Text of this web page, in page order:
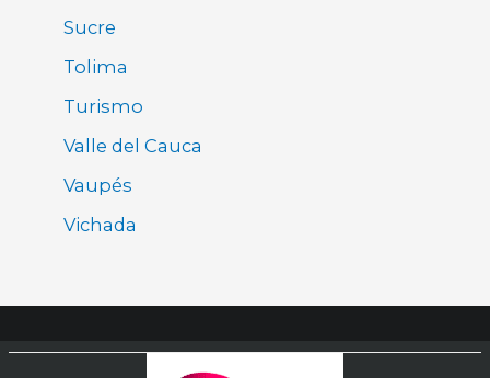
Sucre
Tolima
Turismo
Valle del Cauca
Vaupés
Vichada